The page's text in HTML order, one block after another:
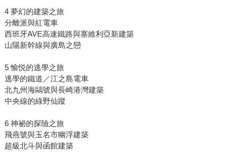
4 夢幻的建築之旅
分離派與紅電車
西班牙AVE高速鐵路與塞維利亞新建築
山陽新幹線與廣島之戀
5 愉悦的逃學之旅
逃學的鐵道／江之島電車
北九州海鷗號與長崎港灣建築
中央線的綠野仙蹤
6 神祕的探險之旅
飛燕號與玉名市幽浮建築
超級北斗與函館建築